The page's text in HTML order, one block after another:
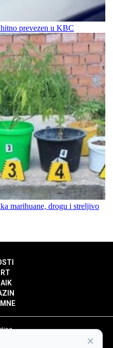
prevezen u KBC
marihuane, drogu i streljivo
×